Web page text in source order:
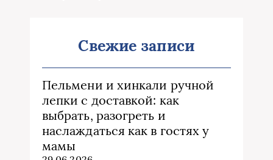
Свежие записи
Пельмени и хинкали ручной
лепки с доставкой: как
выбрать, разогреть и
наслаждаться как в гостях у
мамы